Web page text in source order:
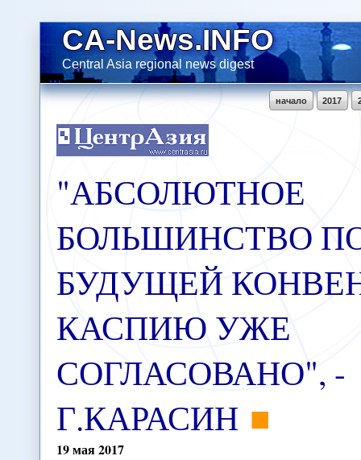
CA-News.INFO
Central Asia regional news digest
2017
начало
"АБСОЛЮТНОЕ
БОЛЬШИНСТВО
БУДУЩЕЙ
КАСПИЮ УЖЕ
СОГЛАСОВАНО", -
Г.КАРАСИН
19мая2017